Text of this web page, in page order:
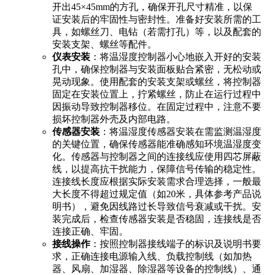
开出45×45mm的方孔，确保开孔尺寸精准，以保
证安装后的牢固性与密封性。准备好安装所需的工
具，如螺丝刀、电钻（若需打孔）等，以及配套的
安装支架、螺丝等配件。
仪表安装 ：将温湿度控制器小心地嵌入开好的安装
孔中，确保控制器与安装面板贴合紧密，无松动或
晃动现象。使用配套的安装支架或螺丝，将控制器
固定在安装位置上，拧紧螺丝，防止在运行过程中
因振动导致控制器移位。在固定过程中，注意不要
损坏控制器外壳及内部电路。
传感器安装 ：将温湿度传感器安装在需监测温湿度
的关键位置，确保传感器能准确感知环境温湿度变
化。传感器与控制器之间的连接线应使用四芯屏蔽
线，以提高抗干扰能力，保障信号传输的稳定性。
连接线长度应根据实际安装需求合理选择，一般最
大长度不得超过规定值（如20米，具体参考产品说
明书），避免因线路过长导致信号衰减或干扰。安
装完成后，检查传感器安装是否稳固，连接线是否
连接正确、牢固。
接线操作：按照控制器接线端子的标识及说明书要
求，正确连接电源输入线、负载控制线（如加热
器、风扇、加湿器、除湿器等设备的控制线）、通